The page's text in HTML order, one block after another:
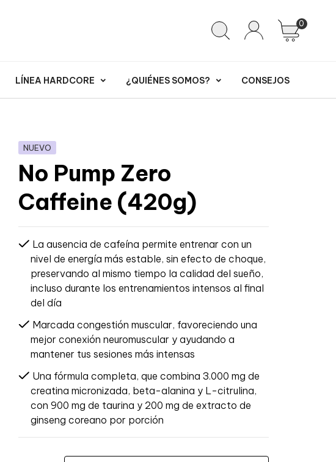
0
LÍNEA HARDCORE ¿QUIÉNES SOMOS? CONSEJOS
NUEVO
No Pump Zero
Caffeine (420g)
La ausencia de cafeína permite entrenar con un
nivel de energía más estable, sin efecto de choque,
preservando al mismo tiempo la calidad del sueño,
incluso durante los entrenamientos intensos al final
del día
Marcada congestión muscular, favoreciendo una
mejor conexión neuromuscular y ayudando a
mantener tus sesiones más intensas
Una fórmula completa, que combina 3.000 mg de
creatina micronizada, beta-alanina y L-citrulina,
con 900 mg de taurina y 200 mg de extracto de
ginseng coreano por porción